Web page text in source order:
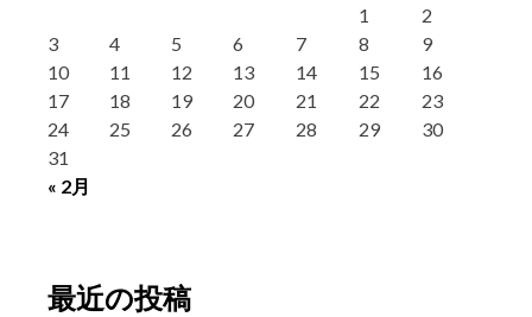
« 2月
1
2
3
4 5 6 7 8
9
10
11 12 13 14 15
16
17
18 19 20 21 22
23
24
25 26 27 28 29
30
31
最近の投稿